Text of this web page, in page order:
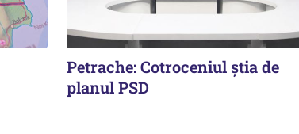
Petrache: Cotroceniul știa de
planul PSD